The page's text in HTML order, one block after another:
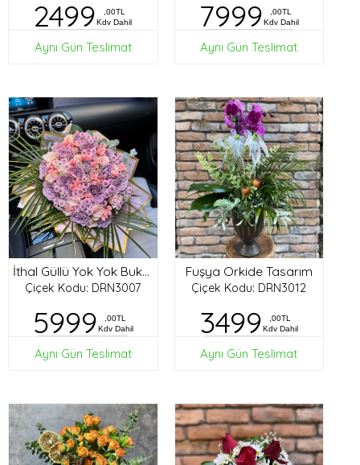
2499
,00TL
Kdv Dahil
Aynı Gün Teslimat
7999
,00TL
Kdv Dahil
Aynı Gün Teslimat
İthal Güllü Yok Yok Buket
Çiçek Kodu: DRN3007
5999
,00TL
Kdv Dahil
Aynı Gün Teslimat
Fuşya Orkide Tasarım
Çiçek Kodu: DRN3012
3499
,00TL
Kdv Dahil
Aynı Gün Teslimat